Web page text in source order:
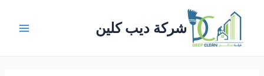
شركة ديب كلين